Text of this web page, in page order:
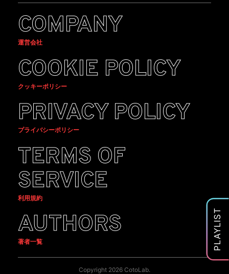
PLAYLIST
COMPANY
運営会社
COOKIE POLICY
クッキーポリシー
PRIVACY POLICY
プライバシーポリシー
TERMS OF
SERVICE
利用規約
AUTHORS
著者一覧
Copyright 2026 CotoLab.